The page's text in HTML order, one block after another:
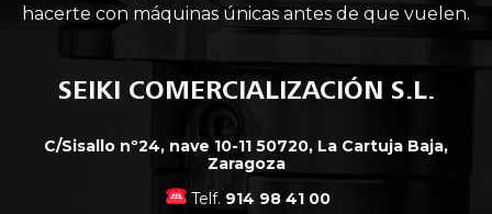
hacerte con máquinas únicas antes de que vuelen.
SEIKI COMERCIALIZACIÓN S.L.
C/Sisallo nº24, nave 10-11 50720, La Cartuja Baja,
Zaragoza
Telf. 914 98 41 00